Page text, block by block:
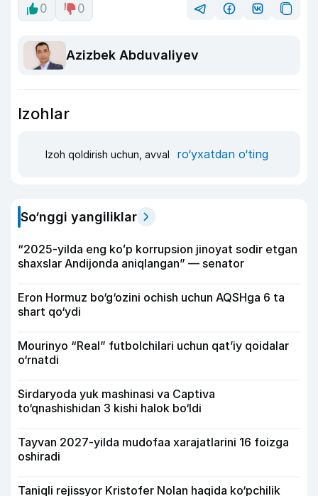
0 0
Azizbek Abduvaliyev
Izohlar
Izoh qoldirish uchun, avval ro‘yxatdan o‘ting
So‘nggi yangiliklar
“2025-yilda eng koʻp korrupsion jinoyat sodir etgan
shaxslar Andijonda aniqlangan” — senator
Eron Hormuz bo‘g‘ozini ochish uchun AQSHga 6 ta
shart qo‘ydi
Mourinyo “Real” futbolchilari uchun qat’iy qoidalar
o‘rnatdi
Sirdaryoda yuk mashinasi va Captiva
to‘qnashishidan 3 kishi halok bo‘ldi
Tayvan 2027-yilda mudofaa xarajatlarini 16 foizga
oshiradi
Taniqli rejissyor Kristofer Nolan haqida ko‘pchilik